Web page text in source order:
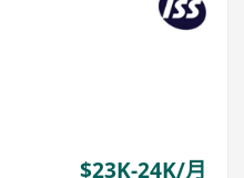
$23K-24K/月